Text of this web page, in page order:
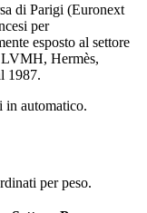
di Parigi (Euronext
per
esposto al settore
Hermès,
1987.
in automatico.
per peso.